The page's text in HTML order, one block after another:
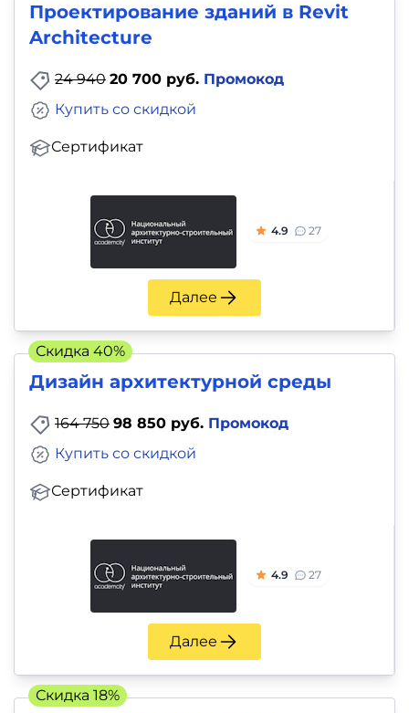
Проектирование зданий в Revit
Architecture
24 940 20 700 руб. Промокод
Сертификат
Купить со скидкой
4.9 27
Далее
Дизайн архитектурной среды
164 750 98 850 руб. Промокод
Сертификат
Купить со скидкой
4.9 27
Далее
Скидка 40%
Скидка 18%